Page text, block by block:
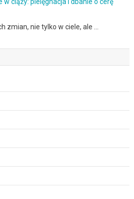
zmian, nie tylko w ciele, ale …